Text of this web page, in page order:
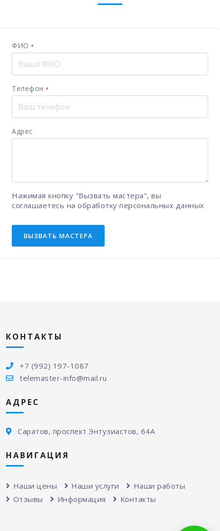
ФИО *
Телефон *
Адрес
Нажимая кнопку "Вызвать мастера", вы
соглашаетесь на обработку персональных данных
ВЫЗВАТЬ МАСТЕРА
КОНТАКТЫ
+7 (992) 197-1087
telemaster-info@mail.ru
АДРЕС
Саратов, проспект Энтузиастов, 64А
НАВИГАЦИЯ
Наши цены Наши услуги
Наши работы
Отзывы
Информация Контакты